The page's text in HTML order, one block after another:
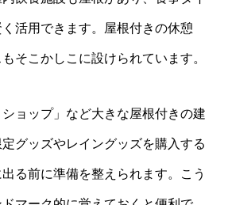
活用できます。屋根付きの休憩
そこかしこに設けられています。
ョップ」など大きな屋根付きの建
グッズやレイングッズを購入する
る前に準備を整えられます。こう